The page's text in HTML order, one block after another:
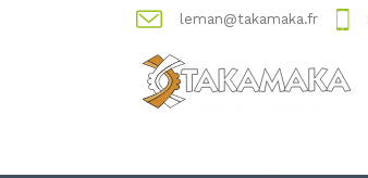
leman@takamaka.fr